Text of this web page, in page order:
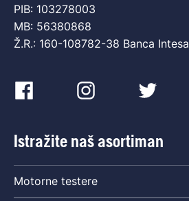
PIB: 103278003
MB: 56380868
Ž.R.: 160-108782-38 Banca Intesa
Istražite naš asortiman
Motorne testere